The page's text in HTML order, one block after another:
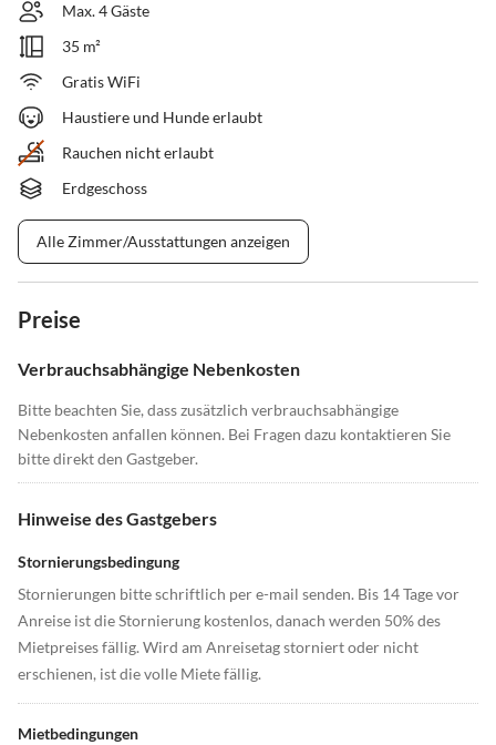
Max. 4 Gäste
35 m²
Gratis WiFi
Haustiere und Hunde erlaubt
Rauchen nicht erlaubt
Erdgeschoss
Alle Zimmer/Ausstattungen anzeigen
Preise
Verbrauchsabhängige Nebenkosten
Bitte beachten Sie, dass zusätzlich verbrauchsabhängige
Nebenkosten anfallen können. Bei Fragen dazu kontaktieren Sie
bitte direkt den Gastgeber.
Hinweise des Gastgebers
Stornierungsbedingung
Stornierungen bitte schriftlich per e-mail senden. Bis 14 Tage vor
Anreise ist die Stornierung kostenlos, danach werden 50% des
Mietpreises fällig. Wird am Anreisetag storniert oder nicht
erschienen, ist die volle Miete fällig.
Mietbedingungen